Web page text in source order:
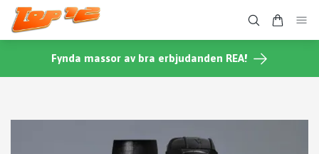
Fynda massor av bra erbjudanden REA!